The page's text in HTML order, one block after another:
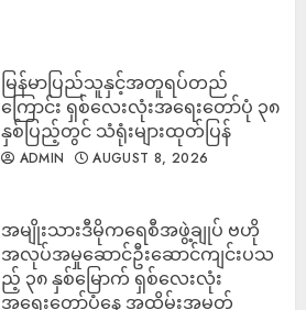
မြန်မာပြည်သူနှင့်အတူရပ်တည်
ကြောင်း ရှစ်လေးလုံးအရေးတော်ပုံ ၃၈
နှစ်ပြည့်တွင် သံရုံးများထုတ်ပြန်
ADMIN AUGUST 8, 2026
အမျိုးသားဒီမိုကရေစီအဖွဲ့ချုပ် ဗဟို
အလုပ်အမှုဆောင်ဦးဆောင်ကျင်းပသ
ည့် ၃၈ နှစ်မြောက် ရှစ်လေးလုံး
အရေးတော်ပုံနေ့ အထိမ်းအမှတ်